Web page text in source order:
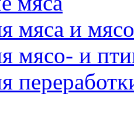
мяса и
мясо- и